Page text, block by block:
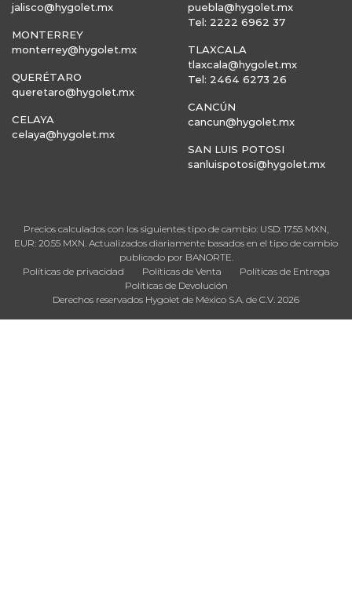
jalisco@hygolet.mx
MONTERREY
monterrey@hygolet.mx
QUERÉTARO
queretaro@hygolet.mx
CELAYA
celaya@hygolet.mx
puebla@hygolet.mx
Tel: 2222 6962 37
TLAXCALA
tlaxcala@hygolet.mx
Tel: 2464 6273 26
CANCÚN
cancun@hygolet.mx
SAN LUIS POTOSI
sanluispotosi@hygolet.mx
Precios calculados con los siguientes tipo de cambio: USD: 17.55 MXN,
EUR: 20.55 MXN. Actualizados diariamente basados en el tipo de cambio
publicado por BANORTE.
Políticas de privacidad
Políticas de Venta
Políticas de Entrega
Políticas de Devolución
Derechos reservados Hygolet de México S.A. de C.V. 2026